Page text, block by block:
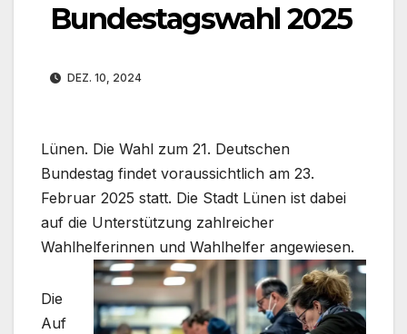
Bundestagswahl 2025
DEZ. 10, 2024
Lünen. Die Wahl zum 21. Deutschen
Bundestag findet voraussichtlich am 23.
Februar 2025 statt. Die Stadt Lünen ist dabei
auf die Unterstützung zahlreicher
Wahlhelferinnen und Wahlhelfer angewiesen.
Die
Auf